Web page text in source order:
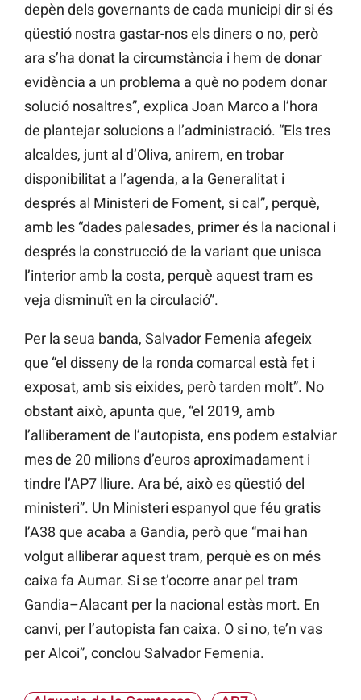
depèn dels governants de cada municipi dir si és
qüestió nostra gastar-nos els diners o no, però
ara s’ha donat la circumstància i hem de donar
evidència a un problema a què no podem donar
solució nosaltres”, explica Joan Marco a l’hora
de plantejar solucions a l’administració. “Els tres
alcaldes, junt al d’Oliva, anirem, en trobar
disponibilitat a l’agenda, a la Generalitat i
després al Ministeri de Foment, si cal”, perquè,
amb les “dades palesades, primer és la nacional i
després la construcció de la variant que unisca
l’interior amb la costa, perquè aquest tram es
veja disminuït en la circulació”.
Per la seua banda, Salvador Femenia afegeix
que “el disseny de la ronda comarcal està fet i
exposat, amb sis eixides, però tarden molt”. No
obstant això, apunta que, “el 2019, amb
l’alliberament de l’autopista, ens podem estalviar
mes de 20 milions d’euros aproximadament i
tindre l’AP7 lliure. Ara bé, això es qüestió del
ministeri”. Un Ministeri espanyol que féu gratis
l’A38 que acaba a Gandia, però que “mai han
volgut alliberar aquest tram, perquè es on més
caixa fa Aumar. Si se t’ocorre anar pel tram
Gandia–Alacant per la nacional estàs mort. En
canvi, per l’autopista fan caixa. O si no, te’n vas
per Alcoi”, conclou Salvador Femenia.